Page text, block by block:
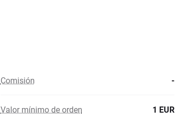
Comisión -
Valor mínimo de orden 1 EUR